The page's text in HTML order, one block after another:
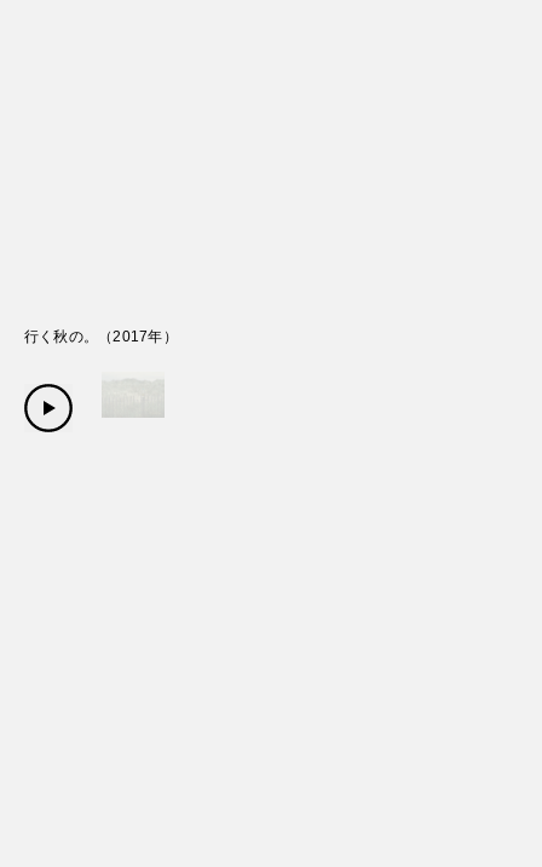
行く秋の。 （2017年）